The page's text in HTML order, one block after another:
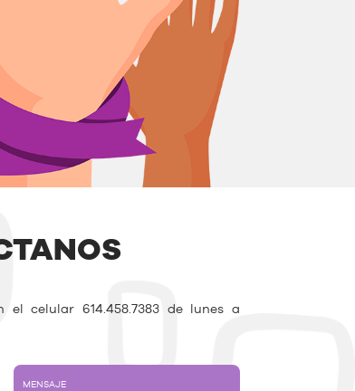
el celular 614.458.7383 de lunes a